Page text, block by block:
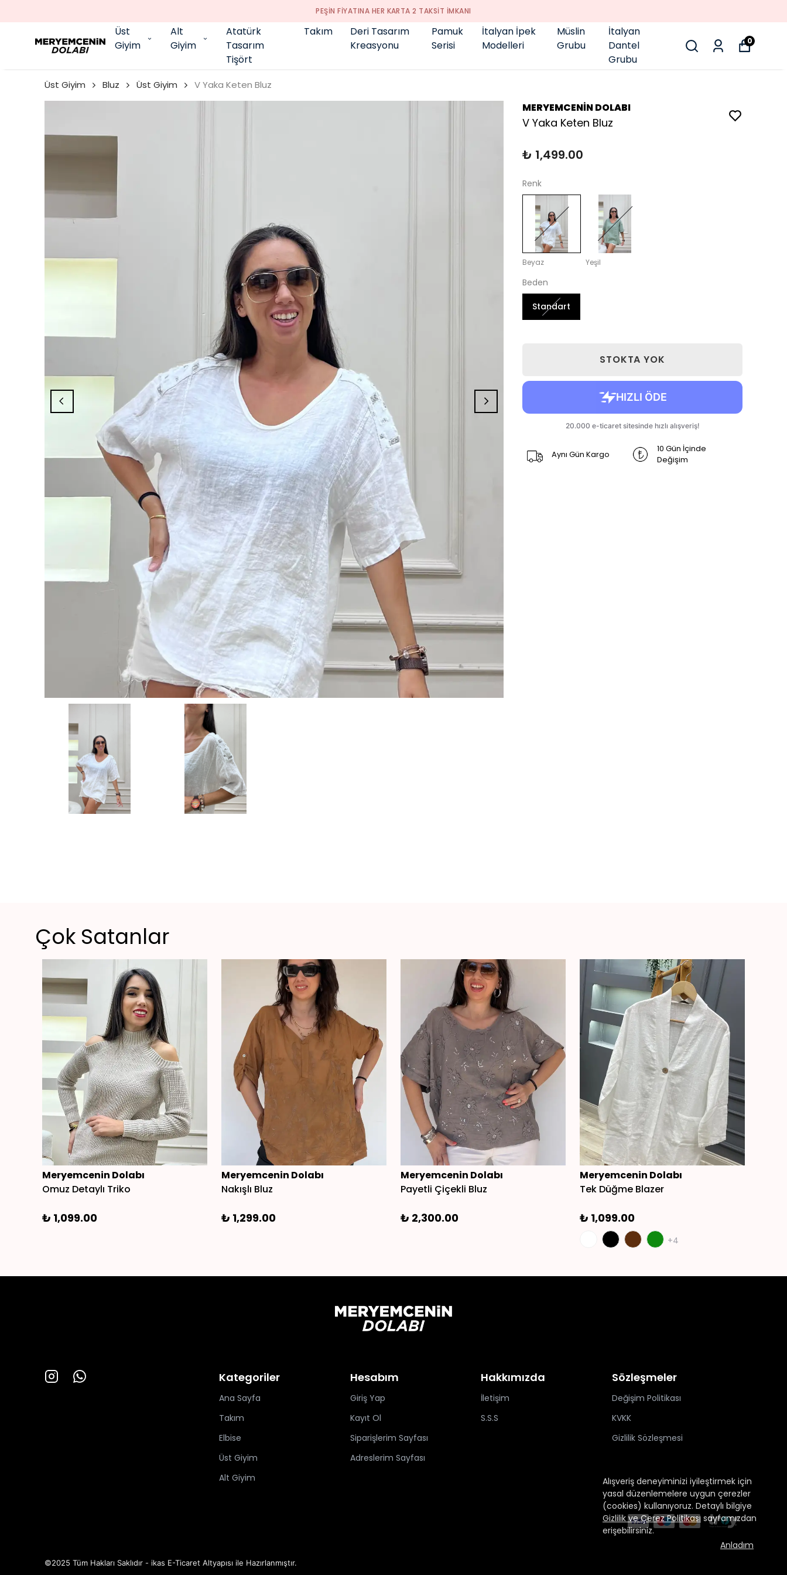
GENÇ BÜYÜK BEDEN 👑
Üst
Giyim
Alt
Giyim
Atatürk
Tasarım
Tişört
Takım
Deri Tasarım
Kreasyonu
Pamuk
Serisi
İtalyan İpek
Modelleri
Müslin
Grubu
İtalyan
Dantel
Grubu
0
Alışveriş deneyiminizi iyileştirmek için
yasal düzenlemelere uygun çerezler
(cookies) kullanıyoruz. Detaylı bilgiye
Gizlilik ve Çerez Politikası sayfamızdan
erişebilirsiniz.
Anladım
Üst Giyim Bluz Üst Giyim V Yaka Keten Bluz
MERYEMCENİN DOLABI
V Yaka Keten Bluz
₺ 1,499.00
Renk
Beyaz Yeşil
Beden
Standart
STOKTA YOK
Aynı Gün Kargo
10 Gün İçinde
Değişim
Çok Satanlar
Meryemcenin Dolabı
Omuz Detaylı Triko
₺ 1,099.00
Meryemcenin Dolabı
Nakışlı Bluz
₺ 1,299.00
Meryemcenin Dolabı
Payetli Çiçekli Bluz
₺ 2,300.00
Meryemcenin Dolabı
Tek Düğme Blazer
₺ 1,099.00
+4
Kategoriler
Ana Sayfa
Takım
Elbise
Üst Giyim
Alt Giyim
Hesabım
Giriş Yap
Kayıt Ol
Siparişlerim Sayfası
Adreslerim Sayfası
Hakkımızda
İletişim
S.S.S
Sözleşmeler
Değişim Politikası
KVKK
Gizlilik Sözleşmesi
©2025 Tüm Hakları Saklıdır - ikas E-Ticaret Altyapısı ile Hazırlanmıştır.